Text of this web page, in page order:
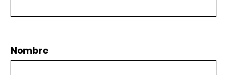
Nombre